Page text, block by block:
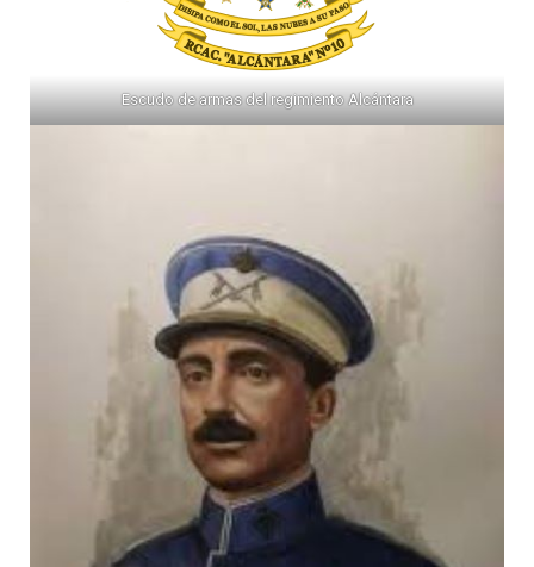
Escudo de armas del regimiento Alcántara